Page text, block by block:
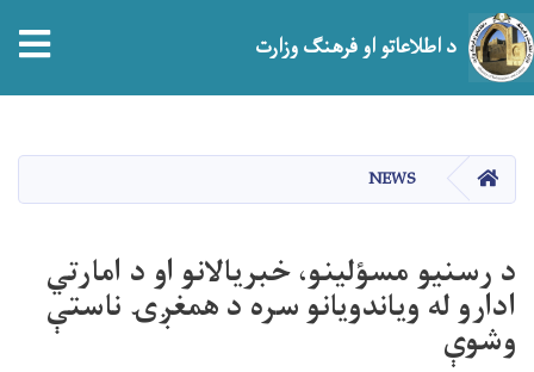
د اطلاعاتو او فرهنګ وزارت
HOME
NEWS
د رسنیو مسؤلینو، خبریالانو او د امارتي
ادارو له ویاندویانو سره د همغږۍ ناستې
وشوې